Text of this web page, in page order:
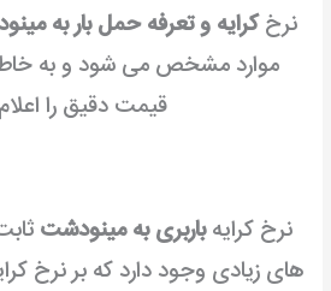
نرخکرایه و تعرفه حمل بار به
موارد مشخص می شود و به
قیمت دقیق را
نرخ کرایهباربری به مینودشت
های زیادی وجود دارد که بر نرخ